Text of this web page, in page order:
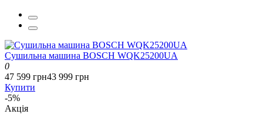
Сушильна машина BOSCH WQK25200UA
0
47 599 грн43 999 грн
Купити
-5%
Акція